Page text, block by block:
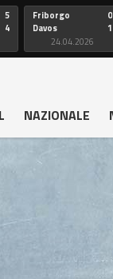
5
4
Friborgo
Davos
0
1
24.04.2026
NAZIONALE